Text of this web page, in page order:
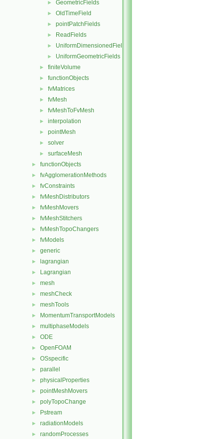
► GeometricFields
► OldTimeField
► pointPatchFields
► ReadFields
► UniformDimensionedFields
► UniformGeometricFields
► finiteVolume
► functionObjects
► fvMatrices
► fvMesh
► fvMeshToFvMesh
► interpolation
► pointMesh
► solver
► surfaceMesh
► functionObjects
► fvAgglomerationMethods
► fvConstraints
► fvMeshDistributors
► fvMeshMovers
► fvMeshStitchers
► fvMeshTopoChangers
► fvModels
► generic
► lagrangian
► Lagrangian
► mesh
► meshCheck
► meshTools
► MomentumTransportModels
► multiphaseModels
► ODE
► OpenFOAM
► OSspecific
► parallel
► physicalProperties
► pointMeshMovers
► polyTopoChange
► Pstream
► radiationModels
► randomProcesses